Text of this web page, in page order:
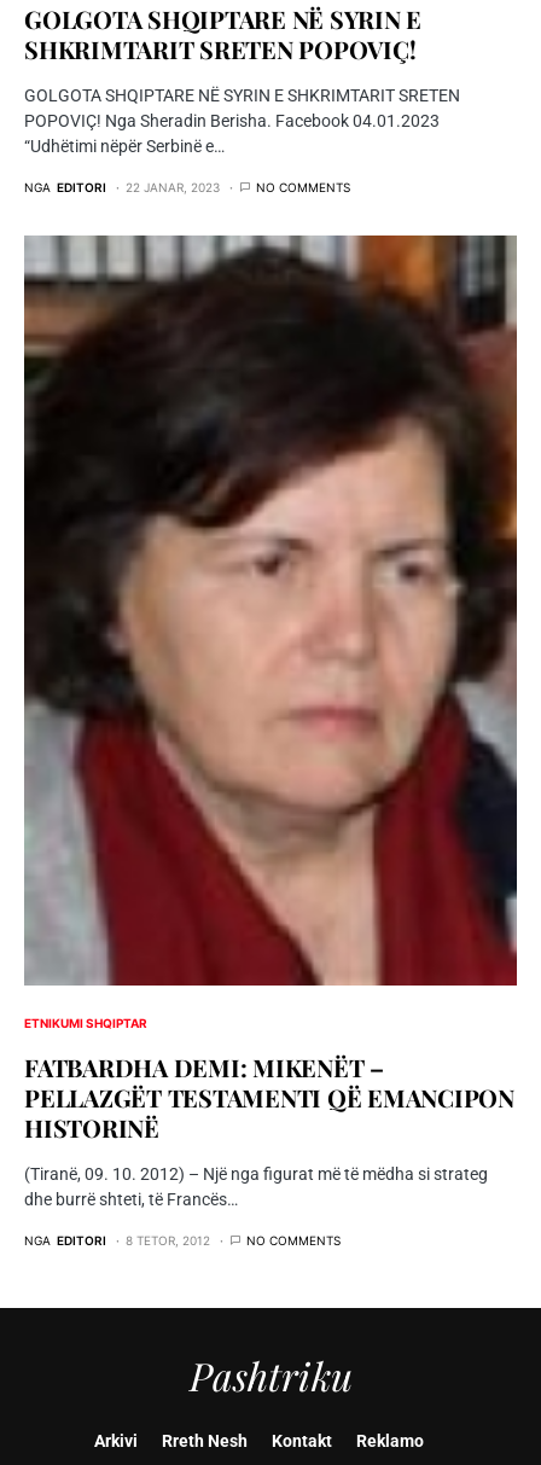
GOLGOTA SHQIPTARE NË SYRIN E
SHKRIMTARIT SRETEN POPOVIÇ!
GOLGOTA SHQIPTARE NË SYRIN E SHKRIMTARIT SRETEN
POPOVIÇ! Nga Sheradin Berisha. Facebook 04.01.2023
“Udhëtimi nëpër Serbinë e…
NGA EDITORI 22 JANAR, 2023 NO COMMENTS
ETNIKUMI SHQIPTAR
FATBARDHA DEMI: MIKENËT –
PELLAZGËT TESTAMENTI QË EMANCIPON
HISTORINË
(Tiranë, 09. 10. 2012) – Një nga figurat më të mëdha si strateg
dhe burrë shteti, të Francës…
NGA EDITORI 8 TETOR, 2012 NO COMMENTS
Pashtriku
Arkivi Rreth Nesh Kontakt Reklamo